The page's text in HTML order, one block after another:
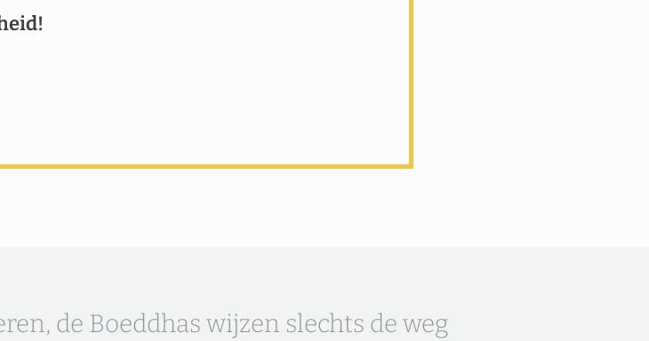
de Boeddhas wijzen slechts de weg